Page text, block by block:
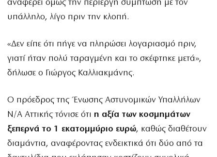
αναφέρει όμως την περίεργη σύμπτωση με τον
υπάλληλο, λίγο πριν την κλοπή.
«Δεν είπε ότι πήγε να πληρώσει λογαριασμό πριν,
γιατί ήταν πολύ ταραγμένη και το σκέφτηκε μετά»,
δήλωσε ο Γιώργος Καλλιακμάνης.
Ο πρόεδρος της Ένωσης Αστυνομικών Υπαλλήλων
Ν/Α Αττικής τόνισε ότι η αξία των κοσμημάτων
ξεπερνά το 1 εκατομμύριο ευρώ, καθώς διαθέτουν
διαμάντια, αναφέροντας ενδεικτικά ότι δύο από τα